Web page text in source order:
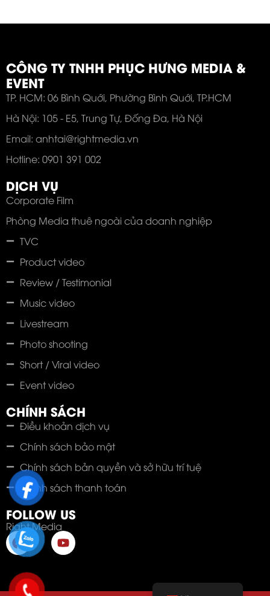
CÔNG TY TNHH PHỤC HƯNG MEDIA &
EVENT
TP. HCM: 06 Bình Quới, Phường Bình Quới, TP.HCM
Hà Nội: 105 - E5, Trung Tự, Đống Đa, Hà Nội
Email: anhtai@rightmedia.vn
Hotline: 0901 391 002
DỊCH VỤ
Corporate Film
Phòng Media thuê ngoài của doanh nghiệp
TVC
Product video
Review / Testimonial
Music video
Livestream
Photo shooting
Short / Viral video
Event video
CHÍNH SÁCH
Điều khoản dịch vụ
Chính sách bảo mật
Chính sách bản quyền và sở hữu trí tuệ
Chính sách thanh toán
FOLLOW US
Right Media